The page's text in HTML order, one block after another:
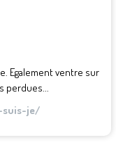
Egalement ventre sur
suis-je/